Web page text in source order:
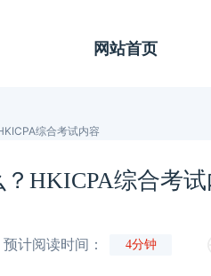
网站首页
综合考试内容
HKICPA综合考
预计阅读时间： 4分钟